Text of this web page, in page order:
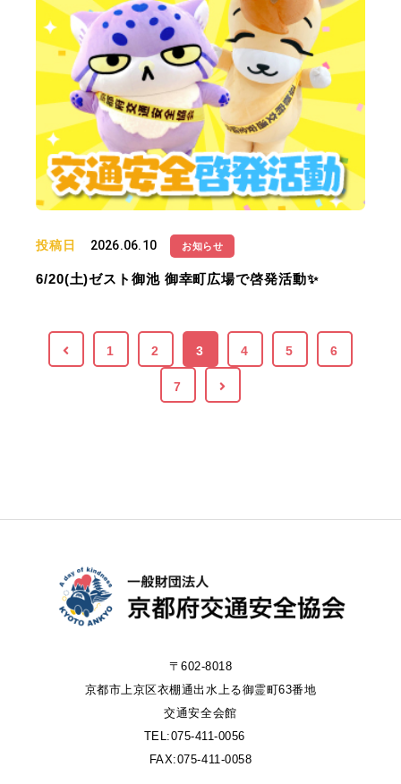
投稿日 2026.06.10 お知らせ
6/20(土)ゼスト御池 御幸町広場で啓発活動✨
1 2 3 4 5 6
7
〒602-8018
京都市上京区衣棚通出水上る御霊町63番地
交通安全会館
TEL:075-411-0056
FAX:075-411-0058